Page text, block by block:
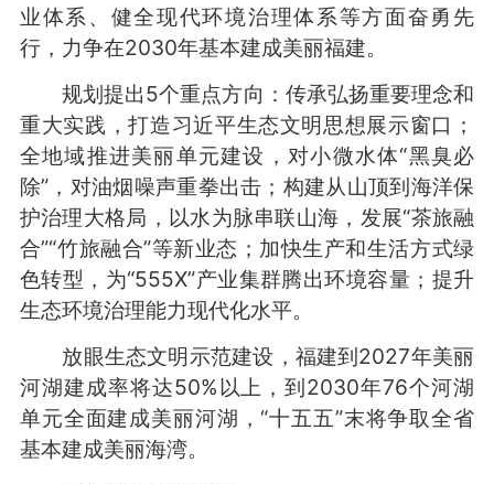
业体系、健全现代环境治理体系等方面奋勇先
行，力争在2030年基本建成美丽福建。
规划提出5个重点方向：传承弘扬重要理念和
重大实践，打造习近平生态文明思想展示窗口；
全地域推进美丽单元建设，对小微水体“黑臭必
除”，对油烟噪声重拳出击；构建从山顶到海洋保
护治理大格局，以水为脉串联山海，发展“茶旅融
合”“竹旅融合”等新业态；加快生产和生活方式绿
色转型，为“555X”产业集群腾出环境容量；提升
生态环境治理能力现代化水平。
放眼生态文明示范建设，福建到2027年美丽
河湖建成率将达50%以上，到2030年76个河湖
单元全面建成美丽河湖，“十五五”末将争取全省
基本建成美丽海湾。